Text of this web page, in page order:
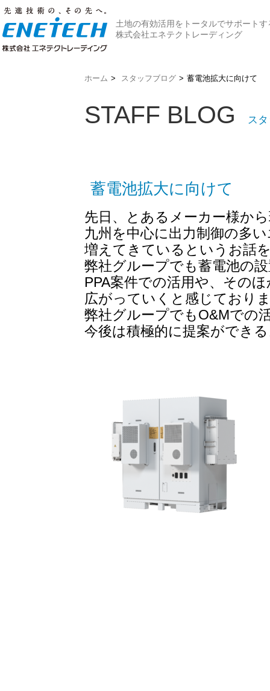
土地の有効活用をトータルでサポートす
株式会社エネテクトレーディング
ホーム > スタッフブログ > 蓄電池拡大に向けて
STAFF BLOG ス
蓄電池拡大に向けて
先日、とあるメーカー様か
九州を中心に出力制御の多
増えてきているという お話
弊社グループでも蓄電池の
PPA案件での活用や、その
広がっていくと感じており
弊社グループでもO&Mでの
今後は積極的に提案ができ